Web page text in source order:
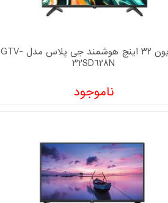
تلویزیون 32 اینچ هوشمند جی پلاس مدل GTV-
32SD628N
ناموجود